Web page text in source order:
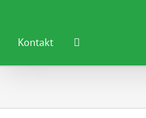
Kontakt